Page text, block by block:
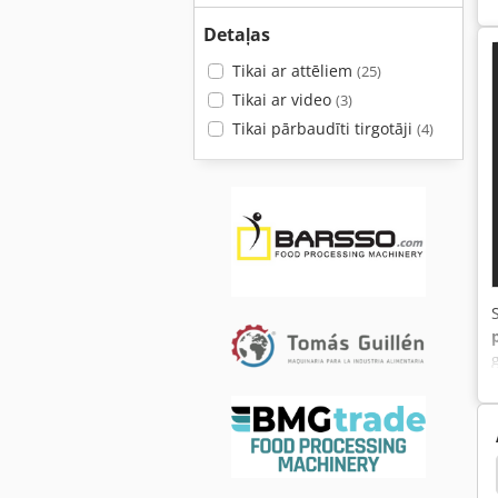
Detaļas
Tikai ar attēliem (25)
Tikai ar video (3)
Tikai pārbaudīti tirgotāji (4)
Graudu Dzirnavu